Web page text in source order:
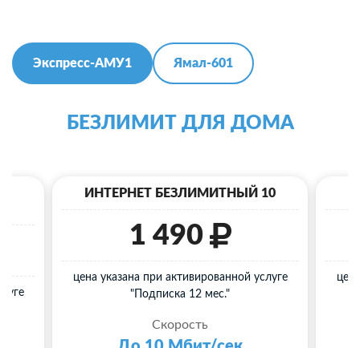
Экспресс-АМУ1 Ямал-601
БЕЗЛИМИТ ДЛЯ ДОМА
ИНТЕРНЕТ БЕЗЛИМИТНЫЙ 10
1 490
цена указана при активированной услуге
"Подписка 12 мес."
Скорость